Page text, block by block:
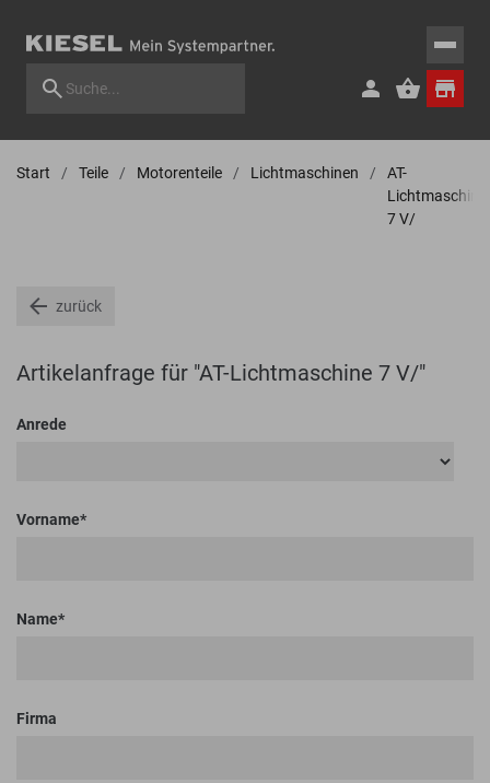
Start Teile Motorenteile Lichtmaschinen
AT-
Lichtmaschine
7 V/
zurück
Artikelanfrage für "AT-Lichtmaschine 7 V/"
Anrede
Vorname
Name
Firma